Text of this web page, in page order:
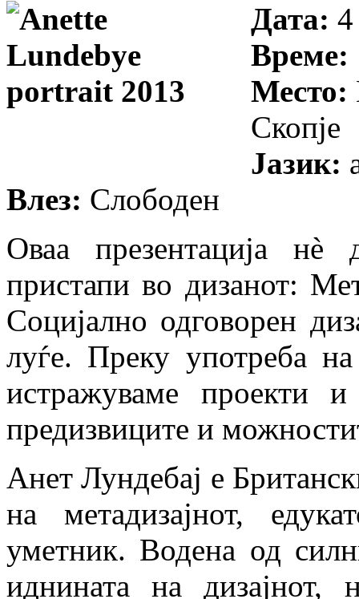
Дата:
Време:
Место:
Скопје
Јазик:
Влез: Слободен
Оваа презентација нè
пристапи во дизанот:
Социјално одговорен
луѓе. Преку употреба
истражуваме проекти
предизвиците и
Анет Лундебај е
на метадизајнот,
уметник. Водена од
иднината на дизајнот,